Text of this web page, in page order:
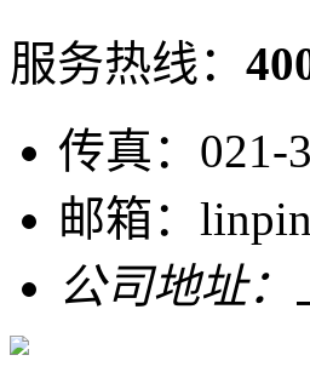
服务热线：
传真：021-
邮箱：
公司地址：